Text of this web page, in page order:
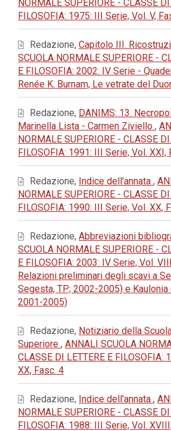
NORMALE SUPERIORE - CLASSE
FILOSOFIA: 1975: III Serie, Vol. V,
Redazione, Capitolo III.
SCUOLA NORMALE SUPERIORE -
E FILOSOFIA: 2002: IV Serie -
Renée K. Burnam, Le vetrate del
Redazione, DANIMS: 13.
Marinella Lista - Carmen Ziviello ,
NORMALE SUPERIORE - CLASSE
FILOSOFIA: 1991: III Serie, Vol. XXI,
Redazione, Indice dell'annata ,
NORMALE SUPERIORE - CLASSE
FILOSOFIA: 1990: III Serie, Vol. XX,
Redazione, Abbreviazioni
SCUOLA NORMALE SUPERIORE -
E FILOSOFIA: 2003: IV Serie, Vol.
Relazioni preliminari degli scavi a
Segesta, TP; 2002-2005) e Kaulonia
2001-2005)
Redazione, Notiziario della
Superiore , ANNALI SCUOLA
CLASSE DI LETTERE E FILOSOFIA:
XX, Fasc. 4
Redazione, Indice dell'annata ,
NORMALE SUPERIORE - CLASSE
FILOSOFIA: 1988: III Serie, Vol.